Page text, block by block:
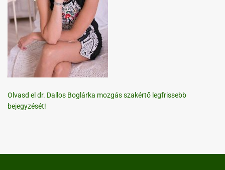
Olvasd el dr. Dallos Boglárka mozgás szakértő legfrissebb
bejegyzését!